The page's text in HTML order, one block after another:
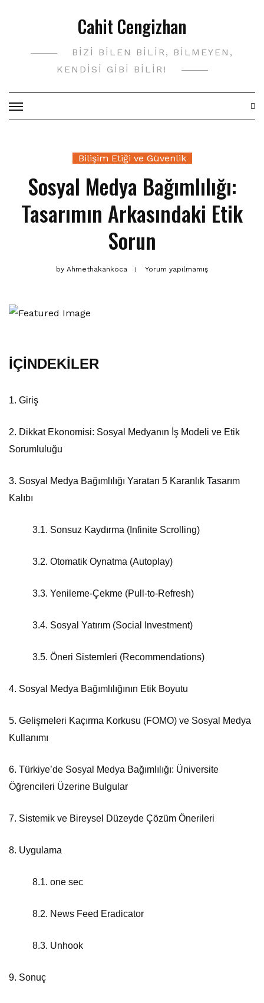
Cahit Cengizhan
BIZI BILEN BILIR, BILMEYEN,
KENDISI GIBI BILIR!
Bilişim Etiği ve Güvenlik
Sosyal Medya Bağımlılığı:
Tasarımın Arkasındaki Etik
Sorun
by Ahmethakankoca Yorum yapılmamış
İÇİNDEKİLER
1. Giriş
2. Dikkat Ekonomisi: Sosyal Medyanın İş Modeli ve Etik
Sorumluluğu
3. Sosyal Medya Bağımlılığı Yaratan 5 Karanlık Tasarım
Kalıbı
3.1. Sonsuz Kaydırma (Infinite Scrolling)
3.2. Otomatik Oynatma (Autoplay)
3.3. Yenileme-Çekme (Pull-to-Refresh)
3.4. Sosyal Yatırım (Social Investment)
3.5. Öneri Sistemleri (Recommendations)
4. Sosyal Medya Bağımlılığının Etik Boyutu
5. Gelişmeleri Kaçırma Korkusu (FOMO) ve Sosyal Medya
Kullanımı
6. Türkiye’de Sosyal Medya Bağımlılığı: Üniversite
Öğrencileri Üzerine Bulgular
7. Sistemik ve Bireysel Düzeyde Çözüm Önerileri
8. Uygulama
8.1. one sec
8.2. News Feed Eradicator
8.3. Unhook
9. Sonuç